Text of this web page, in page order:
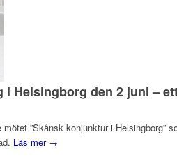
Helsingborg den 2 juni –
”Skånsk konjunktur i
Läs mer →